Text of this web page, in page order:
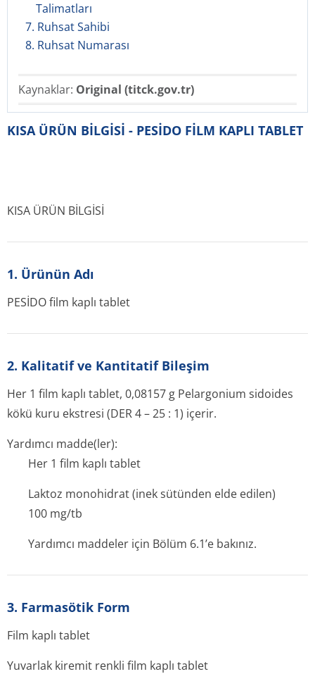
Talimatları
7. Ruhsat Sahibi
8. Ruhsat Numarası
Kaynaklar: Original (titck.gov.tr)
KISA ÜRÜN BİLGİSİ - PESİDO FİLM KAPLI TABLET
KISA ÜRÜN BİLGİSİ
1. Ürünün Adı
PESİDO film kaplı tablet
2. Kalitatif ve Kantitatif Bileşim
Her 1 film kaplı tablet, 0,08157 g Pelargonium sidoides
kökü kuru ekstresi (DER 4 – 25 : 1) içerir.
Yardımcı madde(ler):
Her 1 film kaplı tablet
Laktoz monohidrat (inek sütünden elde edilen)
100 mg/tb
Yardımcı maddeler için Bölüm 6.1’e bakınız.
3. Farmasötik Form
Film kaplı tablet
Yuvarlak kiremit renkli film kaplı tablet